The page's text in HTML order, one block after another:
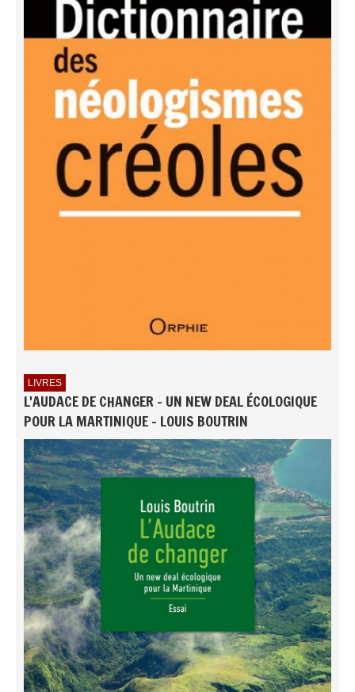
LIVRES
L'AUDACE DE CHANGER - UN NEW DEAL ÉCOLOGIQUE
POUR LA MARTINIQUE - LOUIS BOUTRIN